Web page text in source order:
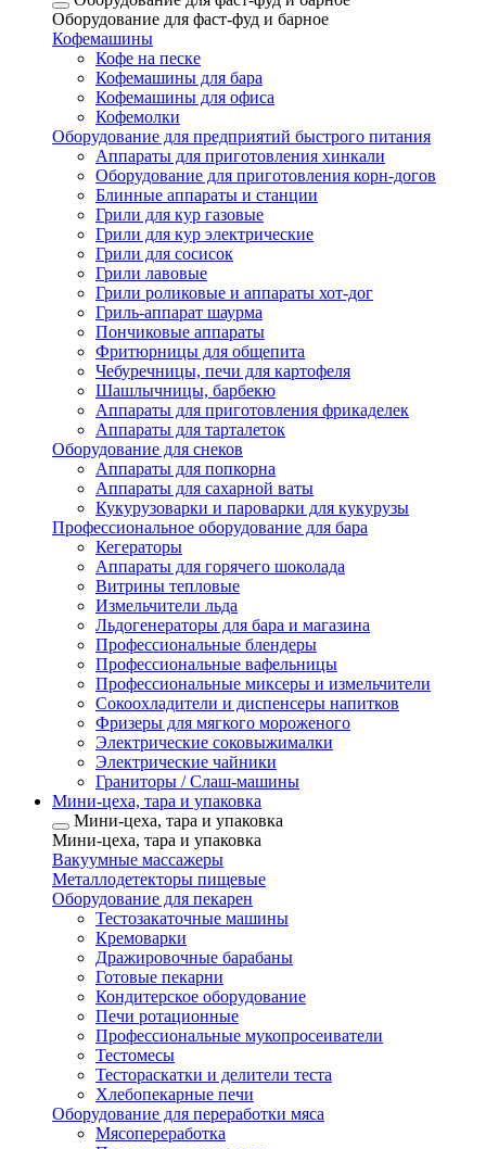
Оборудование для фаст-фуд и барное
Кофемашины
Кофе на песке
Кофемашины для бара
Кофемашины для офиса
Кофемолки
Оборудование для предприятий быстрого питания
Аппараты для приготовления хинкали
Оборудование для приготовления корн-догов
Блинные аппараты и станции
Грили для кур газовые
Грили для кур электрические
Грили для сосисок
Грили лавовые
Грили роликовые и аппараты хот-дог
Гриль-аппарат шаурма
Пончиковые аппараты
Фритюрницы для общепита
Чебуречницы, печи для картофеля
Шашлычницы, барбекю
Аппараты для приготовления фрикаделек
Аппараты для тарталеток
Оборудование для снеков
Аппараты для попкорна
Аппараты для сахарной ваты
Кукурузоварки и пароварки для кукурузы
Профессиональное оборудование для бара
Кегераторы
Аппараты для горячего шоколада
Витрины тепловые
Измельчители льда
Льдогенераторы для бара и магазина
Профессиональные блендеры
Профессиональные вафельницы
Профессиональные миксеры и измельчители
Сокоохладители и диспенсеры напитков
Фризеры для мягкого мороженого
Электрические соковыжималки
Электрические чайники
Граниторы / Слаш-машины
Мини-цеха, тара и упаковка
Мини-цеха, тара и упаковка
Мини-цеха, тара и упаковка
Вакуумные массажеры
Металлодетекторы пищевые
Оборудование для пекарен
Тестозакаточные машины
Кремоварки
Дражировочные барабаны
Готовые пекарни
Кондитерское оборудование
Печи ротационные
Профессиональные мукопросеиватели
Тестомесы
Тестораскатки и делители теста
Хлебопекарные печи
Оборудование для переработки мяса
Мясопереработка